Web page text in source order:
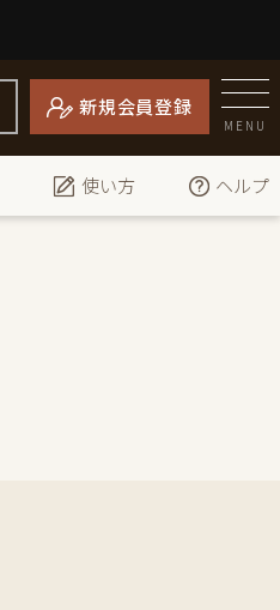
新規会員登録
MENU
使い方 ヘルプ